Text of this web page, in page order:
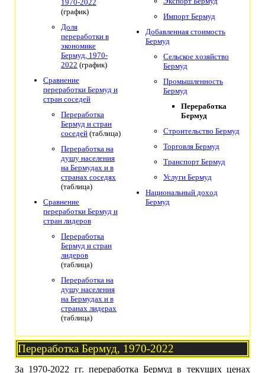
1970-2022
(график)
Доля
переработки в
экономике
Бермуд, 1970-
2022 (график)
Сравнение
переработки Бермуд и
стран соседей
Переработка
Бермуд и стран
соседей (таблица)
Переработка на
душу населения
на Бермудах и в
странах соседях
(таблица)
Сравнение
переработки Бермуд и
стран лидеров
Переработка
Бермуд и стран
лидеров
(таблица)
Переработка на
душу населения
на Бермудах и в
странах лидерах
(таблица)
Импорт Бермуд
Добавленная стоимость
Бермуд
Сельское хозяйство
Бермуд
Промышленность
Бермуд
Переработка
Бермуд
Строительство Бермуд
Торговля Бермуд
Транспорт Бермуд
Услуги Бермуд
Национальный доход
Бермуд
Переработка Бермуд, 1970-2022
За 1970-2022 гг. переработка Бермуд в текущих ценах